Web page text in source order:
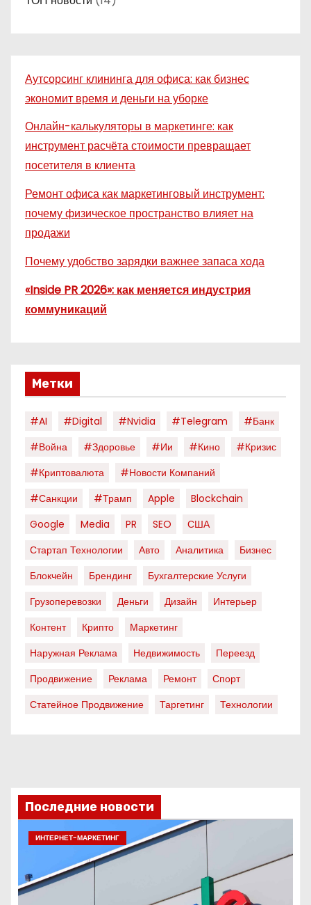
Аутсорсинг клининга для офиса: как бизнес
экономит время и деньги на уборке
Онлайн-калькуляторы в маркетинге: как
инструмент расчёта стоимости превращает
посетителя в клиента
Ремонт офиса как маркетинговый инструмент:
почему физическое пространство влияет на
продажи
Почему удобство зарядки важнее запаса хода
«Inside PR 2026»: как меняется индустрия
коммуникаций
Метки
#AI #digital #nvidia #telegram
#банк
#война
#здоровье #ии #кино
#кризис
#криптовалюта
#новости Компаний
#санкции
#трамп Apple
Blockchain
Google
Media PR SEO
США
Стартап Технологии
Авто Аналитика
Бизнес
Блокчейн
Брендинг
Бухгалтерские Услуги
Грузоперевозки
Деньги Дизайн
Интерьер
Контент
Крипто
Маркетинг
Наружная Реклама
Недвижимость
Переезд
Продвижение
Реклама Ремонт
Спорт
Статейное Продвижение
Таргетинг Технологии
Последние новости
ИНТЕРНЕТ-МАРКЕТИНГ